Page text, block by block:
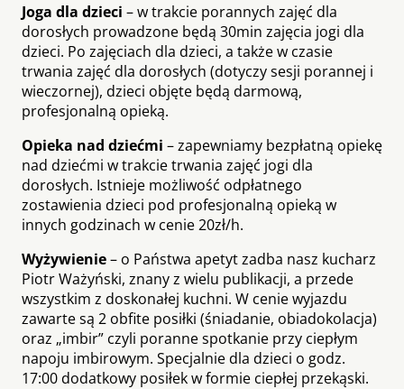
Joga dla dzieci –w trakcie porannych zajęć dla
dorosłych prowadzone będą 30min zajęcia jogi dla
dzieci. Po zajęciach dla dzieci, a także w czasie
trwania zajęć dla dorosłych (dotyczy sesji porannej i
wieczornej), dzieci objęte będą darmową,
profesjonalną opieką.
Opieka nad dziećmi – zapewniamy bezpłatną opiekę
nad dziećmi w trakcie trwania zajęć jogi dla
dorosłych. Istnieje możliwość odpłatnego
zostawienia dzieci pod profesjonalną opieką w
innych godzinach w cenie 20zł/h.
Wyżywienie– o Państwa apetyt zadba nasz kucharz
Piotr Ważyński, znany z wielu publikacji, a przede
wszystkim z doskonałej kuchni. W cenie wyjazdu
zawarte są 2 obfite posiłki (śniadanie, obiadokolacja)
oraz „imbir” czyli poranne spotkanie przy ciepłym
napoju imbirowym. Specjalnie dla dzieci o godz.
17:00 dodatkowy posiłek w formie ciepłej przekąski.